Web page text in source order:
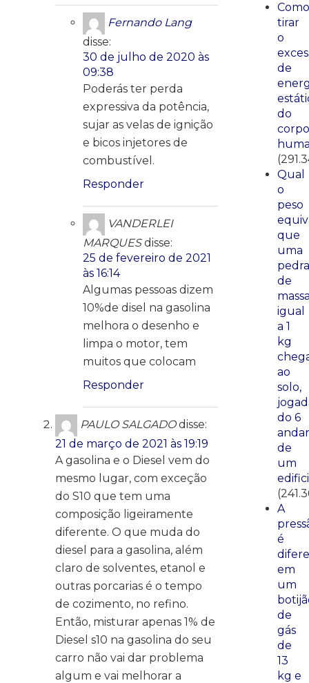
Fernando Lang
disse:
30 de julho de 2020 às
09:38
Poderás ter perda
expressiva da potência,
sujar as velas de ignição
e bicos injetores de
combustível.
Responder
VANDERLEI
MARQUES disse:
25 de fevereiro de 2021
às 16:14
Algumas pessoas dizem
10%de disel na gasolina
melhora o desenho e
limpa o motor, tem
muitos que colocam
Responder
PAULO SALGADO disse:
21 de março de 2021 às 19:19
A gasolina e o Diesel vem do
mesmo lugar, com exceção
do S10 que tem uma
composição ligeiramente
diferente. O que muda do
diesel para a gasolina, além
claro de solventes, etanol e
outras porcarias é o tempo
de cozimento, no refino.
Então, misturar apenas 1% de
Diesel s10 na gasolina do seu
carro não vai dar problema
algum e vai melhorar a
Como
tirar
o
de
do
corpo
Qual
o
peso
que
uma
pedra
de
igual
a 1
kg
ao
solo,
do 6
andar
de
um
A
é
em
um
de
gás
de
13
kg e